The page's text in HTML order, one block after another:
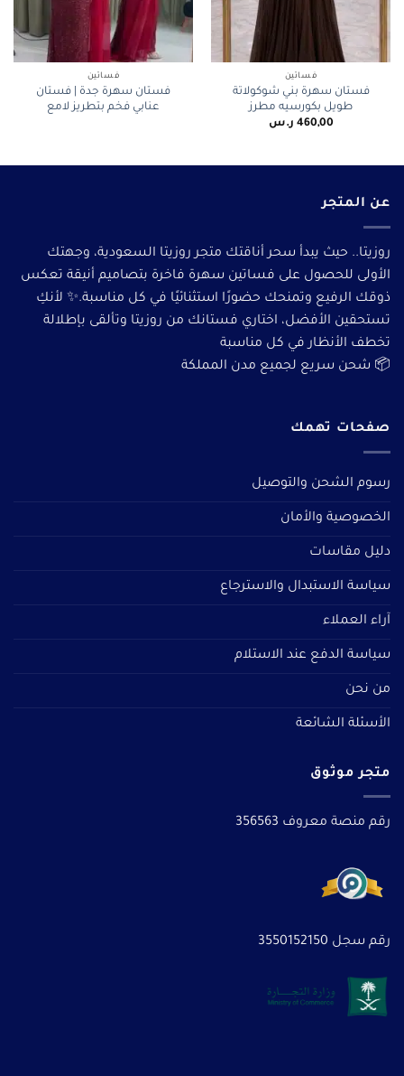
فساتين
فستان سهرة بني شوكولاتة
طويل بكورسيه مطرز
460,00 ر.س
فساتين
فستان سهرة جدة | فستان
عنابي فخم بتطريز لامع
عن المتجر
روزيتا.. حيث يبدأ سحر أناقتك متجر روزيتا السعودية، وجهتك
الأولى للحصول على فساتين سهرة فاخرة بتصاميم أنيقة تعكس
ذوقك الرفيع وتمنحك حضورًا استثنائيًا في كل مناسبة.✨ لأنكِ
تستحقين الأفضل، اختاري فستانك من روزيتا وتألقى بإطلالة
تخطف الأنظار في كل مناسبة
📦 شحن سريع لجميع مدن المملكة
صفحات تهمك
رسوم الشحن والتوصيل
الخصوصية والأمان
دليل مقاسات
سياسة الاستبدال والاسترجاع
آراء العملاء
سياسة الدفع عند الاستلام
من نحن
الأسئلة الشائعة
متجر موثوق
رقم منصة معروف 356563
رقم سجل 3550152150